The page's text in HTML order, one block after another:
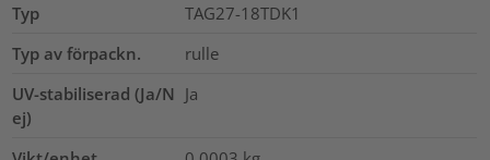
Typ
TAG27-18TDK1
Typ av förpackn.
rulle
UV-stabiliserad (Ja/N
ej)
Ja